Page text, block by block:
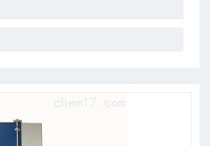
境试验是实际环境影响的科学概
使用方便、便于比较等特点